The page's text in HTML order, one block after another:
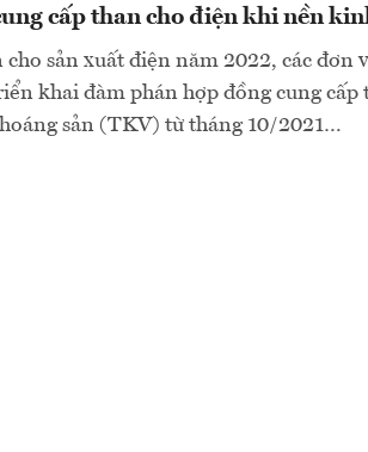
cấp than cho điện khi nền
sản xuất điện năm 2022, các đơn
khai đàm phán hợp đồng cung cấp
sản (TKV) từ tháng 10/2021…